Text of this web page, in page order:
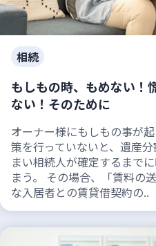
相続
もしもの時、もめない！
ない！そのために
オーナー様にもしもの事が
策を行っていないと、遺産
まい相続人が確定するまで
まう。 その場合、「賃料の
な入居者との賃貸借契約の..